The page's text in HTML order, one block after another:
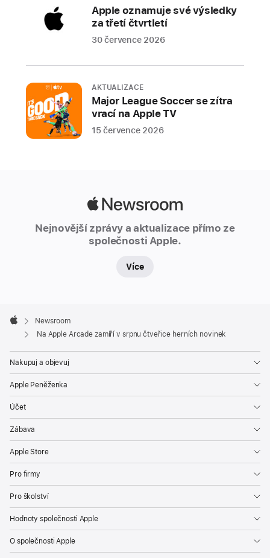
katalog
Apple
Arcade
200 titulů
rozroste
o další
čtyři
můžou
užít
hra
h
o
d
,
které
mohou
hráči
Apple oznamuje své výsledky
za třetí čtvrtletí
30 července 2026
AKTUALIZACE
Major League Soccer se zítra
vrací na Apple TV
15 července 2026
Nejnovější zprávy a aktualizace přímo ze
společnosti Apple.
Více
Footer

Apple
Newsroom
Na Apple Arcade zamíří v srpnu čtveřice herních novinek
Nakupuj a objevuj
Apple Peněženka
Účet
Zábava
Apple Store
Pro firmy
Pro školství
Hodnoty společnosti Apple
O společnosti Apple